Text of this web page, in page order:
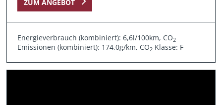
ZUM ANGEBOT
Energieverbrauch (kombiniert): 6,6l/100km, CO2
Emissionen (kombiniert): 174,0g/km, CO2 Klasse: F